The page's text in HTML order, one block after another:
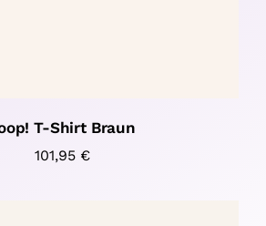
T-Shirt Braun
101,95 €